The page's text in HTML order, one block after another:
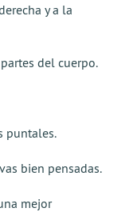
y a la
del cuerpo.
puntales.
bien pensadas.
mejor